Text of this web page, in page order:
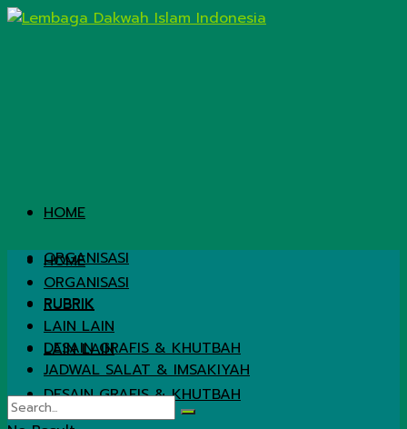
HOME
ORGANISASI
RUBRIK
LAIN LAIN
DESAIN GRAFIS & KHUTBAH
HOME
ORGANISASI
RUBRIK
LAIN LAIN
DESAIN GRAFIS & KHUTBAH
JADWAL SALAT & IMSAKIYAH